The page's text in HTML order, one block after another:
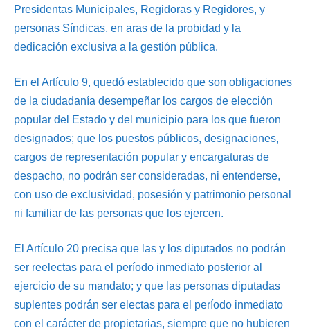
Presidentas Municipales, Regidoras y Regidores, y
personas Síndicas, en aras de la probidad y la
dedicación exclusiva a la gestión pública.
En el Artículo 9, quedó establecido que son obligaciones
de la ciudadanía desempeñar los cargos de elección
popular del Estado y del municipio para los que fueron
designados; que los puestos públicos, designaciones,
cargos de representación popular y encargaturas de
despacho, no podrán ser consideradas, ni entenderse,
con uso de exclusividad, posesión y patrimonio personal
ni familiar de las personas que los ejercen.
El Artículo 20 precisa que las y los diputados no podrán
ser reelectas para el período inmediato posterior al
ejercicio de su mandato; y que las personas diputadas
suplentes podrán ser electas para el período inmediato
con el carácter de propietarias, siempre que no hubieren